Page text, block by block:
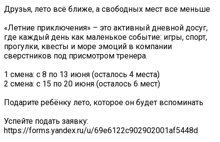
Друзья, лето всё ближе, а свободных мест все меньше
️«Летние приключения» – это активный дневной досуг,
где каждый день как маленькое событие: игры, спорт,
прогулки, квесты и море эмоций в компании
сверстников под присмотром тренера.
️1 смена: с 8 по 13 июня (осталось 4 места)
️2 смена: с 15 по 20 июня (осталось 6 мест)
Подарите ребёнку лето, которое он будет вспоминать
Успейте подать заявку:
https://forms.yandex.ru/u/69e6122c902902001af5448d